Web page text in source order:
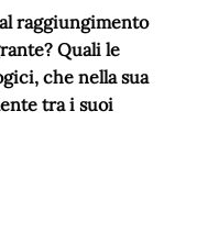
raggiungimento
Quali le
che nella sua
tra i suoi